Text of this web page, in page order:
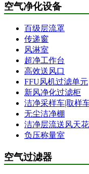
空气净化设备
百级层流罩
传递窗
风淋室
超净工作台
高效送风口
FFU风机过滤单元
新风净化过滤柜
洁净采样车|取样
无尘洁净棚
洁净层流送风天花
负压称量室
空气过滤器